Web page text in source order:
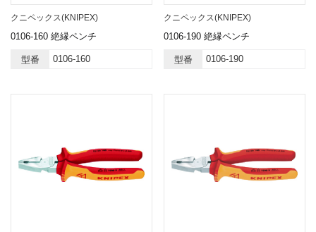
クニペックス(KNIPEX)
0106-160 絶縁ペンチ
型番 0106-160
クニペックス(KNIPEX)
0106-190 絶縁ペンチ
型番 0106-190